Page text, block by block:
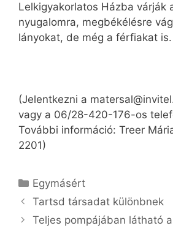
Lelkigyakorlatos Házba várják
nyugalomra, megbékélésre
lányokat, de még a férfiakat is.
(Jelentkezni a
vagy a 06/28-420-176-os
További információ: Treer
2201)
Kategória
Egymásért
Tartsd társadat különbnek
Teljes pompájában látható